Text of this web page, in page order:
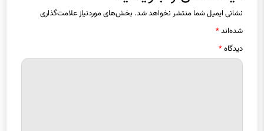
دیدگاهتان را بنویسید
نشانی ایمیل شما منتشر نخواهد شد.
شده‌اند*
دیدگاه